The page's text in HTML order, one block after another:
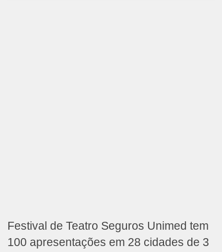
Festival de Teatro Seguros Unimed tem
100 apresentações em 28 cidades de 3